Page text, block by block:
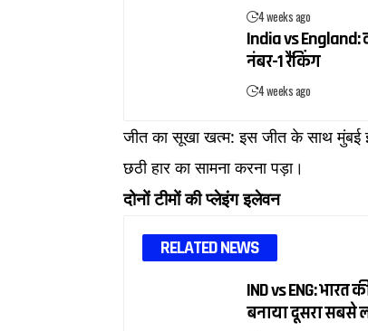
4 weeks ago
India vs England:
नंबर-1 रैंकिंग
4 weeks ago
जीत का सूखा खत्म: इस जीत के साथ मुंबई
छठी हार का सामना करना पड़ा।
दोनों टीमों की प्लेइंग इलेवन
RELATED NEWS
IND vs ENG: भारत
बनाया दूसरा सबसे